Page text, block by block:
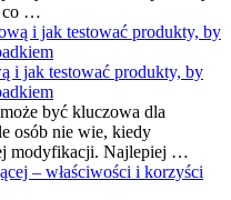
co …
i jak testować produkty, by
być kluczowa dla
osób nie wie, kiedy
modyfikacji. Najlepiej …